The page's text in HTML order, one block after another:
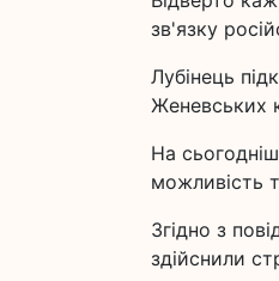
зв'язку
Лубінець
Женевських
На
можливість
Згідно з
здійснили